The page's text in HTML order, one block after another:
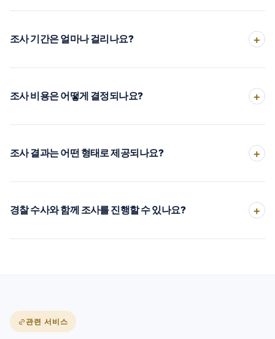
조사 기간은 얼마나 걸리나요?
조사 비용은 어떻게 결정되나요?
조사 결과는 어떤 형태로 제공되나요?
경찰 수사와 함께 조사를 진행할 수 있나요?
관련 서비스